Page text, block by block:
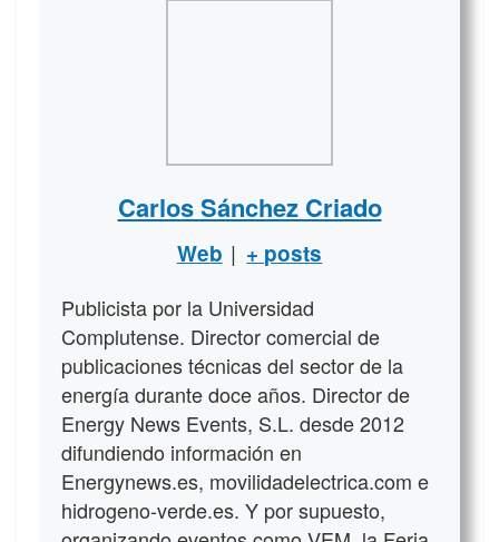
Carlos Sánchez Criado
Web | + posts
Publicista por la Universidad
Complutense. Director comercial de
publicaciones técnicas del sector de la
energía durante doce años. Director de
Energy News Events, S.L. desde 2012
difundiendo información en
Energynews.es, movilidadelectrica.com e
hidrogeno-verde.es. Y por supuesto,